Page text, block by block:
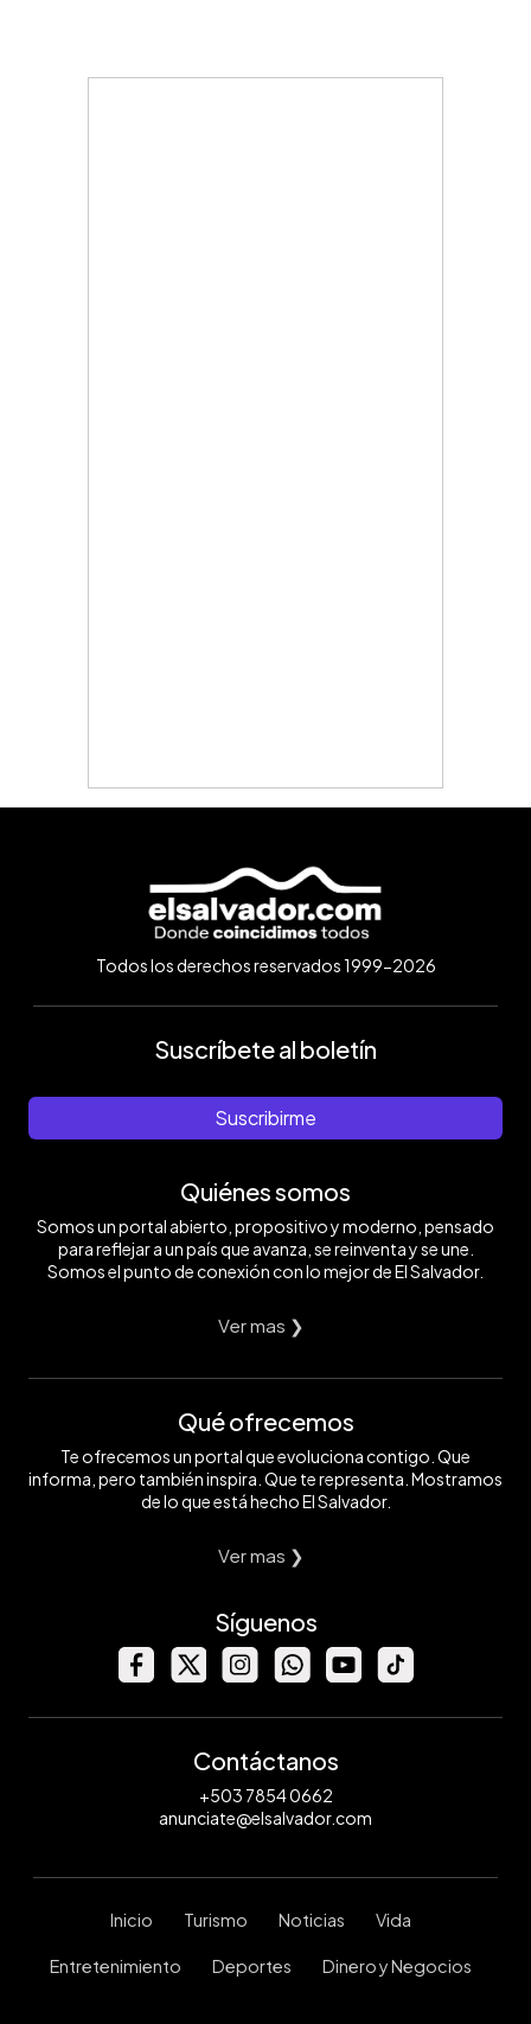
Todos los derechos reservados 1999-2026
Suscríbete al boletín
Suscribirme
Quiénes somos
Somos un portal abierto, propositivo y moderno, pensado
para reflejar a un país que avanza, se reinventa y se une.
Somos el punto de conexión con lo mejor de El Salvador.
Ver mas ❯
Qué ofrecemos
Te ofrecemos un portal que evoluciona contigo. Que
informa, pero también inspira. Que te representa. Mostramos
de lo que está hecho El Salvador.
Ver mas ❯
Síguenos
Contáctanos
+503 7854 0662
anunciate@elsalvador.com
Inicio Turismo Noticias Vida
Entretenimiento Deportes Dinero y Negocios